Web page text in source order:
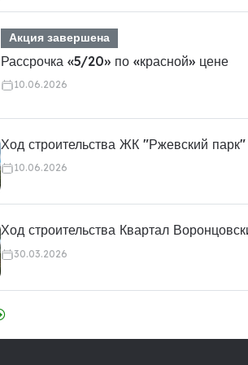
Акция завершена
Рассрочка «5/20» по «красной» цене
10.06.2026
Ход строительства ЖК "Ржевский парк"
10.06.2026
Ход строительства Квартал
30.03.2026